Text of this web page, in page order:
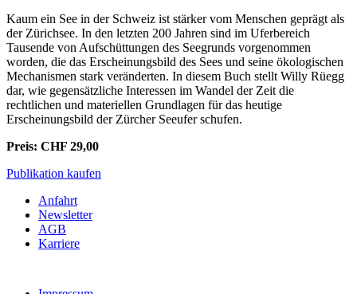
Kaum ein See in der Schweiz ist stärker vom Menschen geprägt als
der Zürichsee. In den letzten 200 Jahren sind im Uferbereich
Tausende von Aufschüttungen des Seegrunds vorgenommen
worden, die das Erscheinungsbild des Sees und seine ökologischen
Mechanismen stark veränderten. In diesem Buch stellt Willy Rüegg
dar, wie gegensätzliche Interessen im Wandel der Zeit die
rechtlichen und materiellen Grundlagen für das heutige
Erscheinungsbild der Zürcher Seeufer schufen.
Preis: CHF 29,00
Publikation kaufen
Anfahrt
Newsletter
AGB
Karriere